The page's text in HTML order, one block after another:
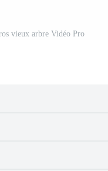
vieux arbre Vidéo Pro